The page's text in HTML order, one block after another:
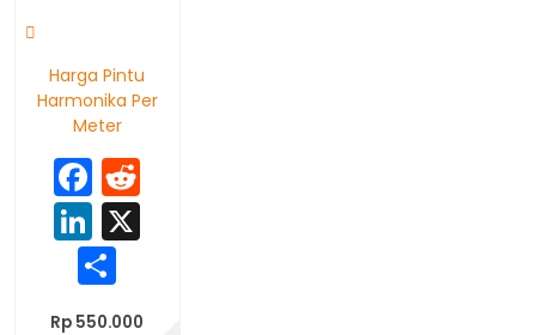
Harga Pintu
Harmonika Per
Meter
Facebook
LinkedIn
Rp 550.000